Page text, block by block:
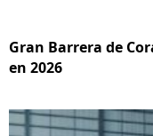
Gran Barrera de
en 2026